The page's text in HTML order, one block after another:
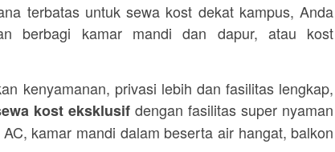
terbatas untuk sewa kost dekat kampus, Anda
berbagi kamar mandi dan dapur, atau kost
kenyamanan, privasi lebih dan fasilitas lengkap,
kost eksklusif dengan fasilitas super nyaman
AC, kamar mandi dalam beserta air hangat, balkon